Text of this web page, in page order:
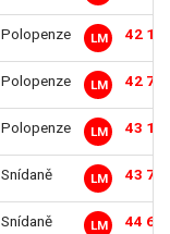
Polopenze LM 42
Polopenze LM 42
Polopenze LM 43
Snídaně LM 43
Snídaně LM 44